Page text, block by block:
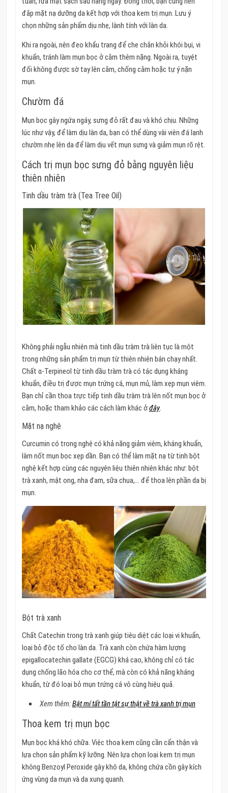
đắp mặt nạ dưỡng da kết hợp với thoa kem trị mụn. Lưu ý
chọn những sản phẩm dịu nhẹ, lành tính với làn da.
Khi ra ngoài, nên đeo khẩu trang để che chắn khỏi khói bụi, vi
khuẩn, tránh làm mụn bọc ở cằm thêm nặng. Ngoài ra, tuyệt
đối không được sờ tay lên cằm, chống cằm hoặc tự ý nặn
mụn.
Chườm đá
Mụn bọc gây ngứa ngáy, sưng đỏ rất đau và khó chịu. Những
lúc như vậy, để làm dịu làn da, bạn có thể dùng vài viên đá lạnh
chườm nhẹ lên da để làm dịu vết mụn sưng và giảm mụn rõ rệt.
Cách trị mụn bọc sưng đỏ bằng nguyên liệu
thiên nhiên
Tinh dầu tràm trà (Tea Tree Oil)
Không phải ngẫu nhiên mà tinh dầu tràm trà liên tục là một
trong những sản phẩm trị mụn từ thiên nhiên bán chạy nhất.
Chất α-Terpineol từ tinh dầu tràm trà có tác dụng kháng
khuẩn, điều trị được mụn trứng cá, mụn mủ, làm xẹp mụn viêm.
Bạn chỉ cần thoa trực tiếp tinh dầu tràm trà lên nốt mụn bọc ở
cằm, hoặc tham khảo các cách làm khác ởđây.
Mặt nạ nghệ
Curcumin có trong nghệ có khả năng giảm viêm, kháng khuẩn,
làm nốt mụn bọc xẹp dần. Bạn có thể làm mặt nạ từ tinh bột
nghệ kết hợp cùng các nguyên liệu thiên nhiên khác như: bột
trà xanh, mật ong, nha đam, sữa chua,… để thoa lên phần da bị
mụn.
Bột trà xanh
Chất Catechin trong trà xanh giúp tiêu diệt các loại vi khuẩn,
loại bỏ độc tố cho làn da. Trà xanh còn chứa hàm lượng
epigallocatechin gallate (EGCG) khá cao, không chỉ có tác
dụng chống lão hóa cho cơ thể, mà còn có khả năng kháng
khuẩn, từ đó loại bỏ mụn trứng cá vô cùng hiệu quả.
Xem thêm:Bật mí tất tần tật sự thật về trà xanh trị mụn
Thoa kem trị mụn bọc
Mụn bọc khá khó chữa. Việc thoa kem cũng cần cẩn thận và
lựa chọn sản phẩm kỹ lưỡng. Nên lựa chọn loại kem trị mụn
không Benzoyl Peroxide gây khô da, không chứa cồn gây kích
ứng vùng da mụn và da xung quanh.